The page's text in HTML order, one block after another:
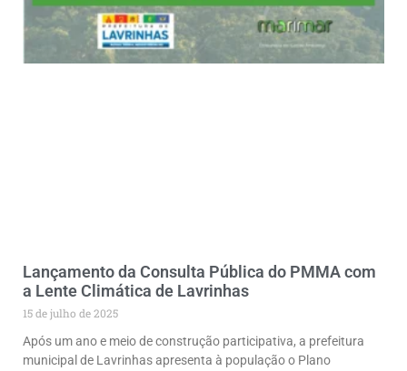
Lançamento da Consulta Pública do PMMA com
a Lente Climática de Lavrinhas
15 de julho de 2025
Após um ano e meio de construção participativa, a prefeitura
municipal de Lavrinhas apresenta à população o Plano